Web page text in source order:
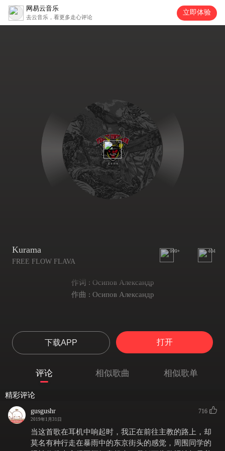
网易云音乐
去云音乐，看更多走心评论
立即体验
Kurama
FREE FLOW FLAVA
999+ 404
作词 : Осипов Александр
作曲 : Осипов Александр
下载APP 打开
评论 相似歌曲 相似歌单
精彩评论
gusgushr
2019年1月31日
716
当这首歌在耳机中响起时，我正在前往主教的路上，却
莫名有种行走在暴雨中的东京街头的感觉，周围同学的